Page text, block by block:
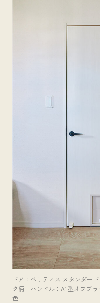
ドア：ベリティス スタンダー
ク柄 ハンドル：A1型オフブ
色